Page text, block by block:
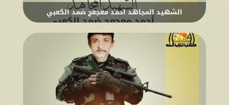
الشهيد المجاهد احمد معجعج ضمد الكعبي